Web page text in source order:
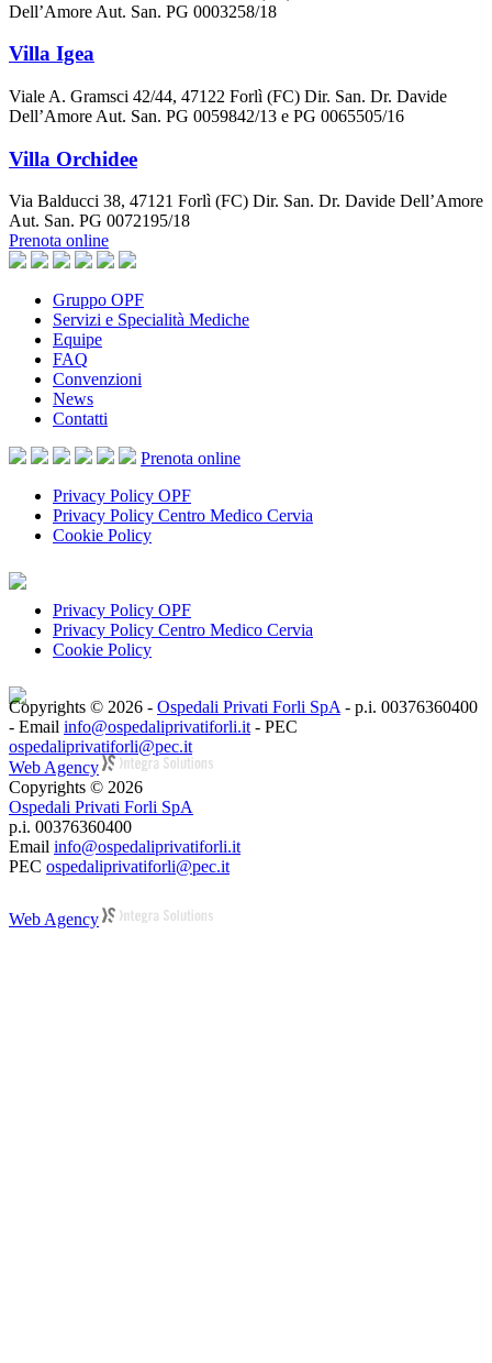
Dell’Amore Aut. San. PG 0003258/18
Villa Igea
Viale A. Gramsci 42/44, 47122 Forlì (FC) Dir. San. Dr. Davide
Dell’Amore Aut. San. PG 0059842/13 e PG 0065505/16
Villa Orchidee
Via Balducci 38, 47121 Forlì (FC) Dir. San. Dr. Davide Dell’Amore
Aut. San. PG 0072195/18
Prenota online
Gruppo OPF
Servizi e Specialità Mediche
Equipe
FAQ
Convenzioni
News
Contatti
Prenota online
Privacy Policy OPF
Privacy Policy Centro Medico Cervia
Cookie Policy
Privacy Policy OPF
Privacy Policy Centro Medico Cervia
Cookie Policy
Copyrights © 2026 - Ospedali Privati Forli SpA- p.i. 00376360400
- Email info@ospedaliprivatiforli.it- PEC
ospedaliprivatiforli@pec.it
Web Agency
Copyrights © 2026
Ospedali Privati Forli SpA
p.i. 00376360400
Email info@ospedaliprivatiforli.it
PEC ospedaliprivatiforli@pec.it
Web Agency